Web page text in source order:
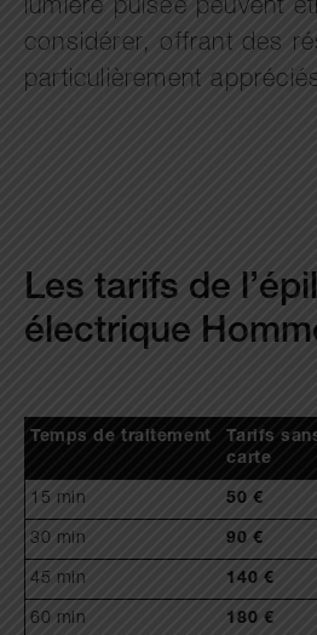
lumière pulsée peuvent
considérer, offrant des
particulièrement
Les tarifs de
électrique
Temps de traitement
Tarifs
carte
15 min 50 €
30 min 90 €
45 min 140 €
60 min 180 €